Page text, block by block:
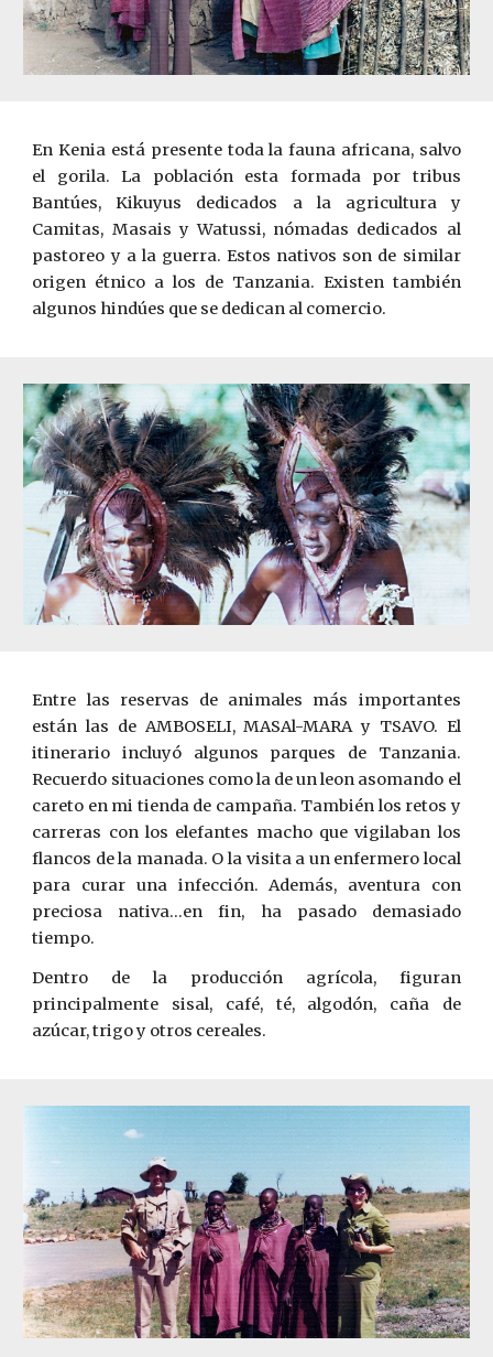
En Kenia está presente toda la fauna africana, salvo
el gorila. La ­población esta formada por tribus
Bantúes, Kikuyus dedicados a la agricultura y
Camitas, Masais y Watussi, nómadas dedicados al
pastoreo y a la guerra. Estos nativos son de similar
origen étnico a los de Tanzania. Existen también
algunos hindúes que se dedican al comercio.
Entre las reservas de animales más importantes
están las de AMBOSELI, MASAl-MARA y TSAVO. El
itinerario incluyó algunos parques de Tanzania.
Recuerdo situaciones como la de un leon asomando el
careto en mi tienda de campaña. También los retos y
carreras con los elefantes macho que vigilaban los
flancos de la manada. O la visita a un enfermero local
para curar una infección. Además, aventura con
preciosa nativa...en fin, ha pasado demasiado
tiempo.
Dentro de la producción agrícola, figuran
principalmente sisal, café, té, algodón, caña de
azúcar, trigo y otros cereales.